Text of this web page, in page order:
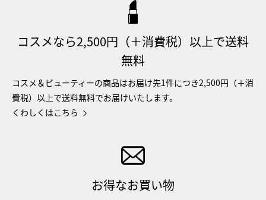
コスメなら2,500円（＋消費税）以上で送料
無料
コスメ＆ビューティーの商品はお届け先1件につき2,500円（＋消
費税）以上で送料無料でお届けいたします。
くわしくはこちら
お得なお買い物